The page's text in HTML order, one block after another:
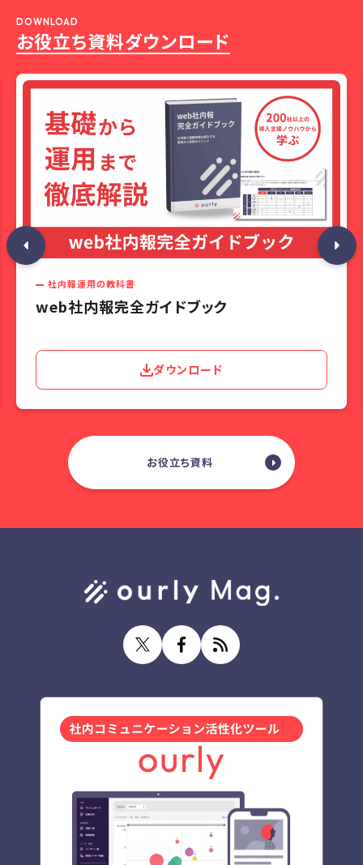
お役立ち資料ダウンロード
DOWNLOAD
社内報運用の教科書
web社内報完全ガイドブック
ダウンロード
お役立ち資料